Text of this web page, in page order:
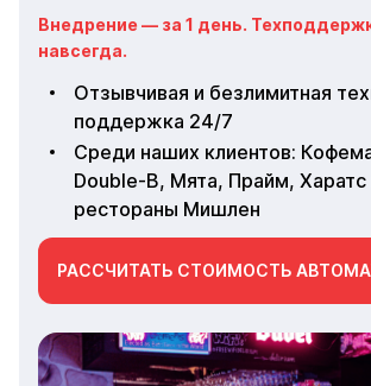
Внедрение — за 1 день.
навсегда.
Отзывчивая и безлимитная
поддержка 24/7
Среди наших клиентов:
Double-B, Мята, Прайм, Харатс
рестораны Мишлен
РАССЧИТАТЬ СТОИМОСТЬ